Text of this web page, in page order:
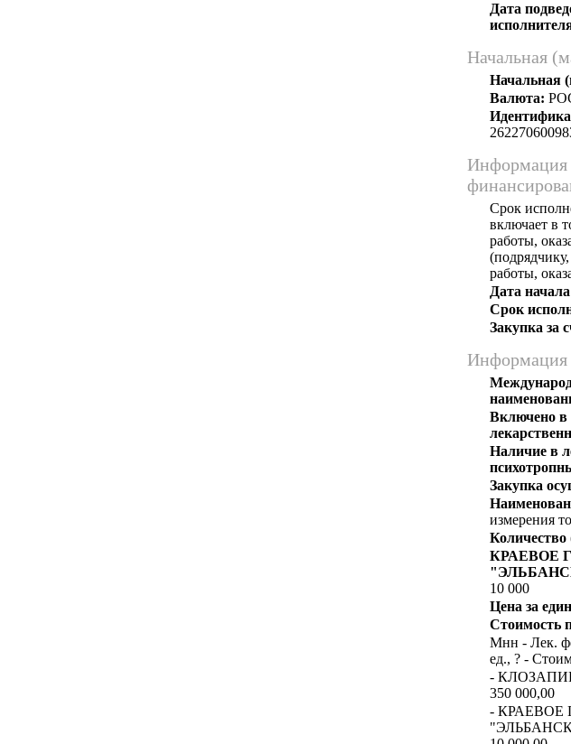
Дата
Начальная
Начальная
Валюта:
Информация
Срок
включает в
работы,
работы,
Дата
Срок
Закупка за
Информация
Включено в
Наличие в
Закупка
измерения
Количество
КРАЕВОЕ
10 000
Цена за
Стоимость
Мнн - Лек.
ед., ? -
- КЛОЗАПИН
350 000,00
-